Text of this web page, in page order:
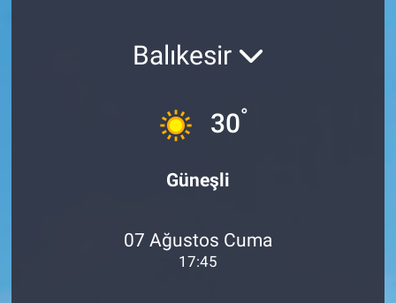
Balıkesir
30°
Güneşli
07 Ağustos Cuma
17:45